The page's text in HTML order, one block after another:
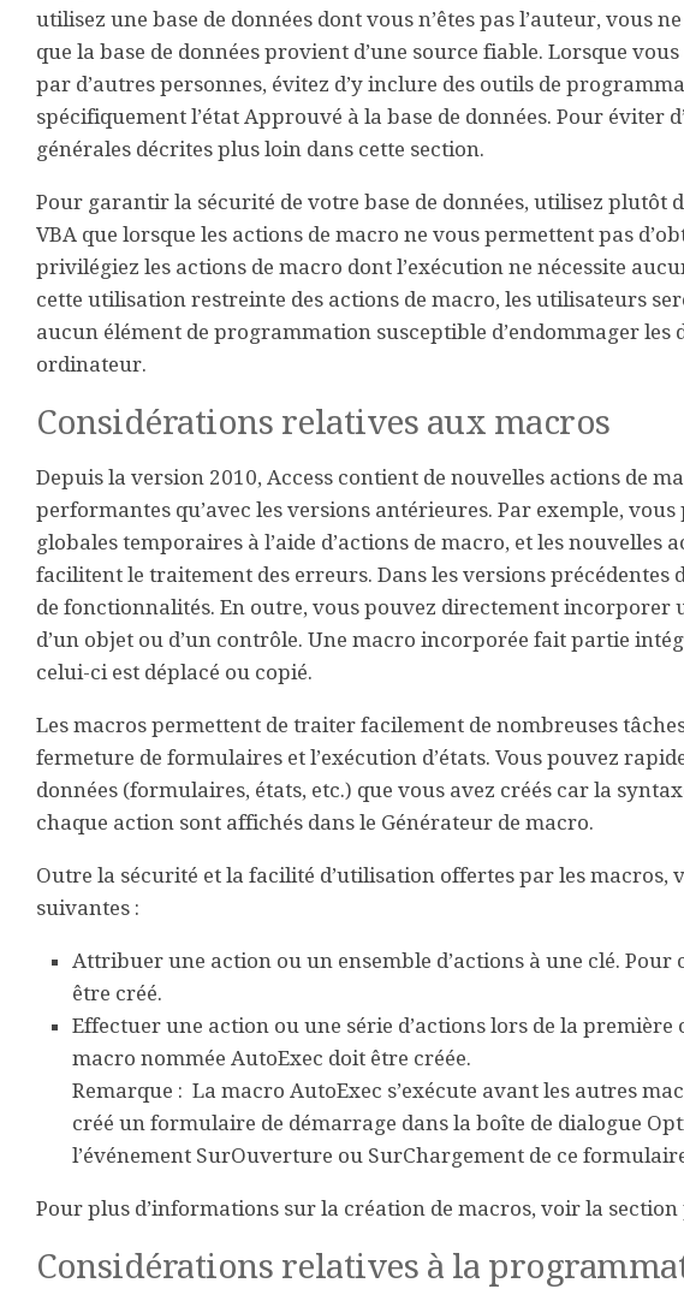
utilisez une base de données dont vous n’êtes pas l’auteur, vous
que la base de données provient d’une source fiable. Lorsque
par d’autres personnes, évitez d’y inclure des outils de
spécifiquement l’état Approuvé à la base de données. Pour
générales décrites plus loin dans cette section.
Pour garantir la sécurité de votre base de données, utilisez plutôt
VBA que lorsque les actions de macro ne vous permettent pas
privilégiez les actions de macro dont l’exécution ne nécessite
cette utilisation restreinte des actions de macro, les utilisateurs
aucun élément de programmation susceptible d’endommager
ordinateur.
Considérations relatives aux macros
Depuis la version 2010, Access contient de nouvelles actions de
performantes qu’avec les versions antérieures. Par exemple,
globales temporaires à l’aide d’actions de macro, et les nouvelles
facilitent le traitement des erreurs. Dans les versions précédentes
de fonctionnalités. En outre, vous pouvez directement incorporer
d’un objet ou d’un contrôle. Une macro incorporée fait partie
celui-ci est déplacé ou copié.
Les macros permettent de traiter facilement de nombreuses
fermeture de formulaires et l’exécution d’états. Vous pouvez
données (formulaires, états, etc.) que vous avez créés car la
chaque action sont affichés dans le Générateur de macro.
Outre la sécurité et la facilité d’utilisation offertes par les macros,
suivantes :
Attribuer une action ou un ensemble d’actions à une clé.
être créé.
Effectuer une action ou une série d’actions lors de la première
macro nommée AutoExec doit être créée.
Remarque : La macro AutoExec s’exécute avant les autres
créé un formulaire de démarrage dans la boîte de dialogue
l’événement SurOuverture ou SurChargement de ce
Pour plus d’informations sur la création de macros, voir la section
Considérations relatives à la